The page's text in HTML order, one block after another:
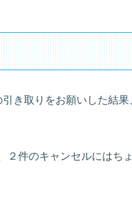
き取りをお願いした結
２件のキャンセルにはち